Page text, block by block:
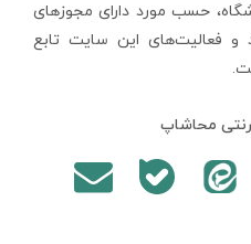
حسب مورد دارای مجوزهای
و فعاليت‌های اين سايت تابع
محاشاپ